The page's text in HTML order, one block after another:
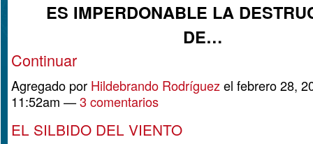
ES IMPERDONABLE LA
DE…
Continuar
Agregado por Hildebrando Rodríguez el febrero 28,
11:52am —3 comentarios
EL SILBIDO DEL VIENTO